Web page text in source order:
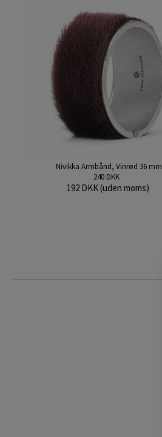
Nivikka Armbånd, Vinrød 36 mm
240 DKK
192 DKK (uden moms)